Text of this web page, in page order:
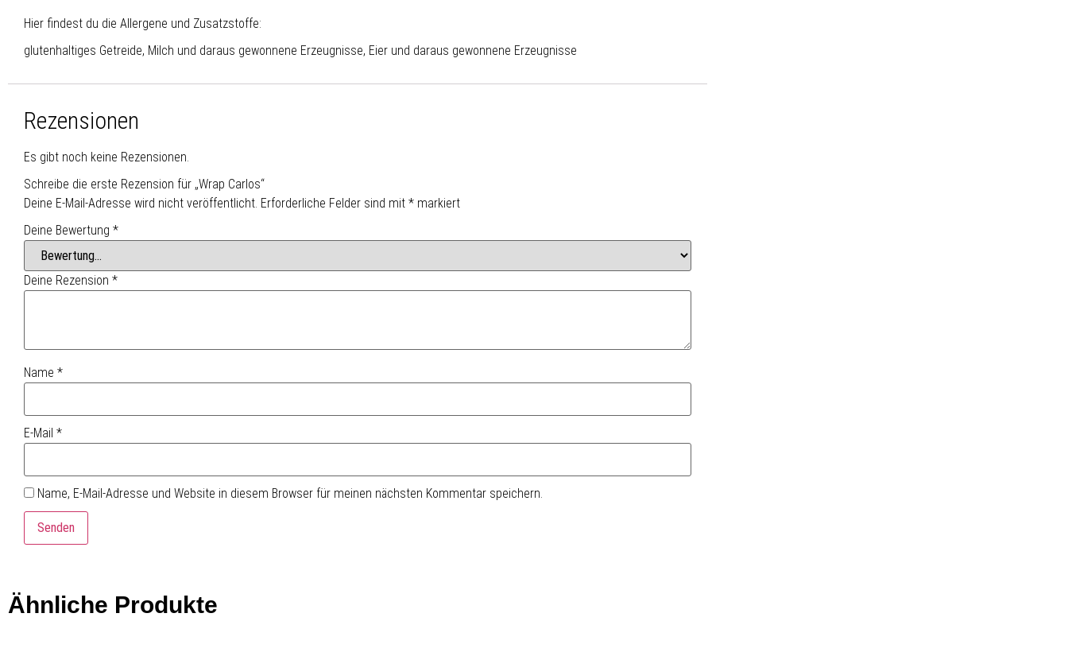
Hier findest du die Allergene und Zusatzstoffe:
glutenhaltiges Getreide, Milch und daraus gewonnene Erzeugnisse, Eier und daraus gewonnene Erzeugnisse
Rezensionen
Es gibt noch keine Rezensionen.
Schreibe die erste Rezension für „Wrap Carlos“
Deine E-Mail-Adresse wird nicht veröffentlicht. Erforderliche Felder sind mit * markiert
Deine Bewertung *
Deine Rezension *
Name *
E-Mail *
Name, E-Mail-Adresse und Website in diesem Browser für meinen nächsten Kommentar speichern.
Ähnliche Produkte